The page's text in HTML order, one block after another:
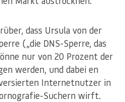
dass Ursula von der
(„die DNS-Sperre, das
nur von 20 Prozent der
werden, und dabei en
Internetnutzer in
Suchern wirft.